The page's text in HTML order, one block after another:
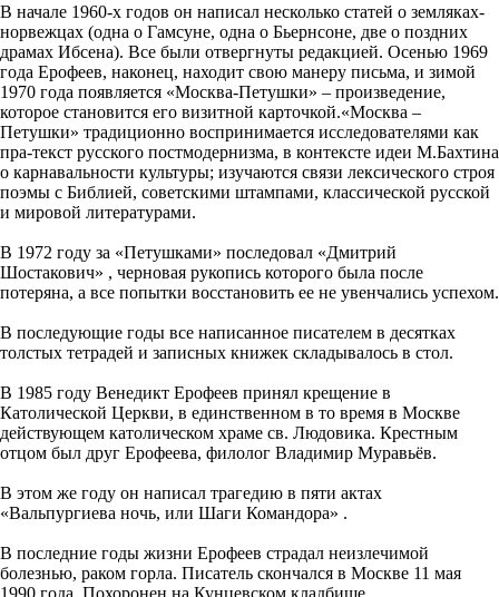
В начале 1960-х годов он написал несколько статей о земляках-
норвежцах (одна о Гамсуне, одна о Бьернсоне, две о поздних
драмах Ибсена). Все были отвергнуты редакцией. Осенью 1969
года Ерофеев, наконец, находит свою манеру письма, и зимой
1970 года появляется «Москва-Петушки» – произведение,
которое становится его визитной карточкой.«Москва –
Петушки» традиционно воспринимается исследователями как
пра-текст русского постмодернизма, в контексте идеи М.Бахтина
о карнавальности культуры; изучаются связи лексического строя
поэмы с Библией, советскими штампами, классической русской
и мировой литературами.
В 1972 году за «Петушками» последовал «Дмитрий
Шостакович» , черновая рукопись которого была после
потеряна, а все попытки восстановить ее не увенчались успехом.
В последующие годы все написанное писателем в десятках
толстых тетрадей и записных книжек складывалось в стол.
В 1985 году Венедикт Ерофеев принял крещение в
Католической Церкви, в единственном в то время в Москве
действующем католическом храме св. Людовика. Крестным
отцом был друг Ерофеева, филолог Владимир Муравьёв.
В этом же году он написал трагедию в пяти актах
«Вальпургиева ночь, или Шаги Командора» .
В последние годы жизни Ерофеев страдал неизлечимой
болезнью, раком горла. Писатель скончался в Москве 11 мая
1990 года. Похоронен на Кунцевском кладбище.